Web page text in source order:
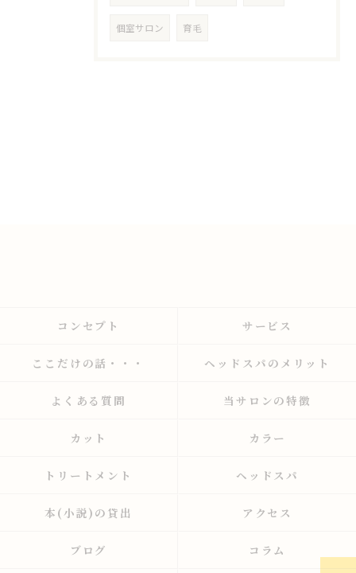
個室サロン 育毛
コンセプト サービス
ここだけの話・・・ ヘッドスパのメリット
よくある質問 当サロンの特徴
カット カラー
トリートメント ヘッドスパ
本(小説)の貸出 アクセス
ブログ コラム